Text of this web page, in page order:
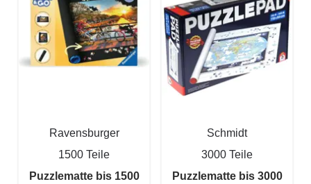
Ravensburger
1500 Teile
Puzzlematte bis 1500
Schmidt
3000 Teile
Puzzlematte bis 3000